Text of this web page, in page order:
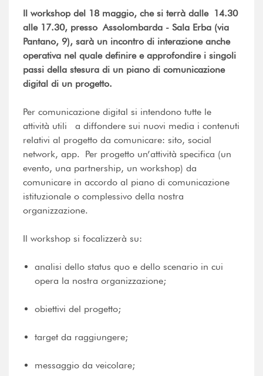
Il workshop del 18 maggio, che si terrà dalle 14.30
alle 17.30, presso Assolombarda - Sala Erba (via
Pantano, 9), sarà un incontro di interazione anche
operativa nel quale definire e approfondire i singoli
passi della stesura di un piano di comunicazione
digital di un progetto.
Per comunicazione digital si intendono tutte le
attività utili a diffondere sui nuovi media i contenuti
relativi al progetto da comunicare: sito, social
network, app. Per progetto un’attività specifica (un
evento, una partnership, un workshop) da
comunicare in accordo al piano di comunicazione
istituzionale o complessivo della nostra
organizzazione.
Il workshop si focalizzerà su:
analisi dello status quo e dello scenario in cui
opera la nostra organizzazione;
obiettivi del progetto;
target da raggiungere;
messaggio da veicolare;